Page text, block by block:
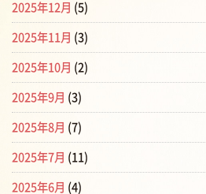
2025年12月 (5)
2025年11月 (3)
2025年10月 (2)
2025年9月 (3)
2025年8月 (7)
2025年7月 (11)
2025年6月 (4)